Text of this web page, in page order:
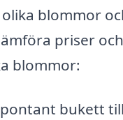
blommor
priser
blommor:
bukett